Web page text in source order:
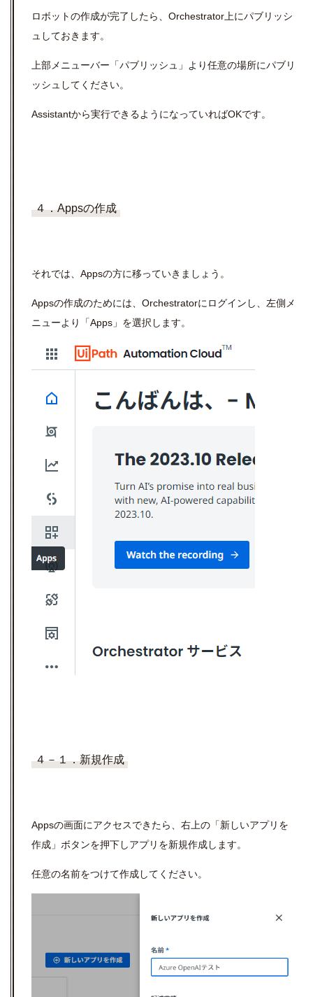
ロボットの作成が完了したら、 Orchestrator上にパブリッシ
ュしておきます。
上部メニューバー「パブリッシュ」より任意の場所にパブリ
ッシュしてください。
Assistantから実行できるようになっていればOKです。
４．Appsの作成
それでは、 Appsの方に移っていきましょう。
Appsの作成のためには、 Orchestratorにログインし、左側メ
ニューより「Apps 」を選択します。
４－１．新規作成
Appsの画面にアクセスできたら、右上の「新しいアプリを
作成」ボタンを押下しアプリを新規作成します。
任意の名前をつけて作成してください。